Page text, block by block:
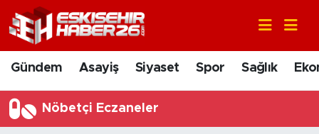
Gündem Asayiş Siyaset Spor Sağlık
Nöbetçi Eczaneler
Gündem
Asayiş
Siyaset
Nöbetçi Eczaneler
Hava Durumu
Trafik Durumu